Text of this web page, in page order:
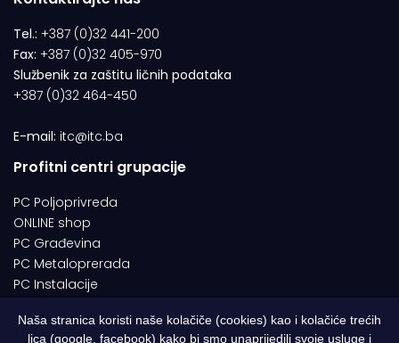
Tel.: +387 (0)32 441-200
Fax: +387 (0)32 405-970
Službenik za zaštitu ličnih podataka
+387 (0)32 464-450
E-mail: itc@itc.ba
Profitni centri grupacije
PC Poljoprivreda
ONLINE shop
PC Građevina
PC Metaloprerada
PC Instalacije
Naša stranica koristi naše kolačiče (cookies) kao i kolačiće trećih
lica (google, facebook) kako bi smo unaprijedili svoje usluge i